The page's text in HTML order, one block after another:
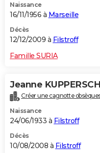
Naissance
16/11/1956 à Marseille
Décès
12/12/2009 à Filstroff
Famille SURIA
Jeanne
Créer une cagnotte
Naissance
24/06/1933 à Filstroff
Décès
10/08/2008 à Filstroff